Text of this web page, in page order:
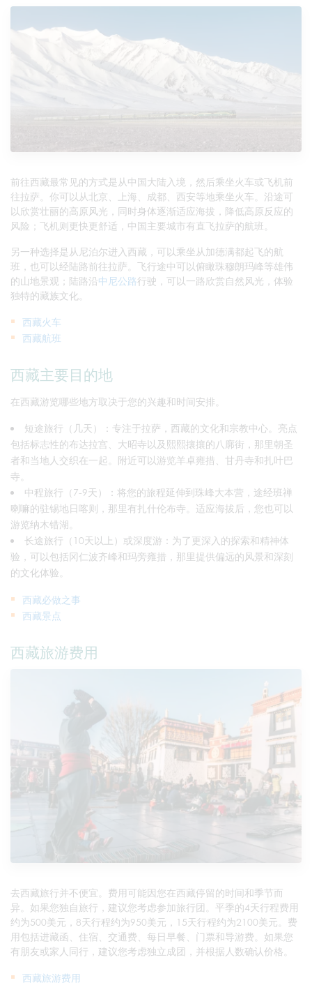
前往西藏最常见的方式是从中国大陆入境，然后乘坐火车或飞机前
往拉萨。你可以从北京、上海、成都、西安等地乘坐火车。沿途可
以欣赏壮丽的高原风光，同时身体逐渐适应海拔，降低高原反应的
风险；飞机则更快更舒适，中国主要城市有直飞拉萨的航班。
另一种选择是从尼泊尔进入西藏，可以乘坐从加德满都起飞的航
班，也可以经陆路前往拉萨。飞行途中可以俯瞰珠穆朗玛峰等雄伟
的山地景观；陆路沿中尼公路行驶，可以一路欣赏自然风光，体验
独特的藏族文化。
西藏火车
西藏航班
西藏主要目的地
在西藏游览哪些地方取决于您的兴趣和时间安排。
短途旅行（几天）：专注于拉萨，西藏的文化和宗教中心。亮点
包括标志性的布达拉宫、大昭寺以及熙熙攘攘的八廓街，那里朝圣
者和当地人交织在一起。附近可以游览羊卓雍措、甘丹寺和扎叶巴
寺。
中程旅行（7-9天）：将您的旅程延伸到珠峰大本营，途经班禅
喇嘛的驻锡地日喀则，那里有扎什伦布寺。适应海拔后，您也可以
游览纳木错湖。
长途旅行（10天以上）或深度游：为了更深入的探索和精神体
验，可以包括冈仁波齐峰和玛旁雍措，那里提供偏远的风景和深刻
的文化体验。
西藏必做之事
西藏景点
西藏旅游费用
去西藏旅行并不便宜。费用可能因您在西藏停留的时间和季节而
异。如果您独自旅行，建议您考虑参加旅行团。平季的4天行程费用
约为500美元，8天行程约为950美元，15天行程约为2100美元。费
用包括进藏函、住宿、交通费、每日早餐、门票和导游费。如果您
有朋友或家人同行，建议您考虑独立成团，并根据人数确认价格。
西藏旅游费用